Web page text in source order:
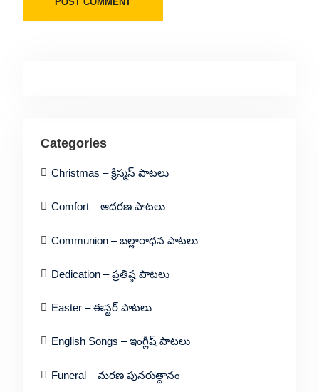
Categories
Christmas – క్రిస్మస్ పాటలు
Comfort – ఆదరణ పాటలు
Communion – బల్లారాధన పాటలు
Dedication – ప్రతిష్ఠ పాటలు
Easter – ఈస్టర్ పాటలు
English Songs – ఇంగ్లీష్ పాటలు
Funeral – మరణ పునరుత్దానం